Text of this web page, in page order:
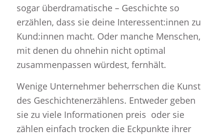
sogar überdramatische – Geschichte so
erzählen, dass sie deine Interessent:innen zu
Kund:innen macht. Oder manche Menschen,
mit denen du ohnehin nicht optimal
zusammenpassen würdest, fernhält.
Wenige Unternehmer beherrschen die Kunst
des Geschichtenerzählens. Entweder geben
sie zu viele Informationen preis oder sie
zählen einfach trocken die Eckpunkte ihrer